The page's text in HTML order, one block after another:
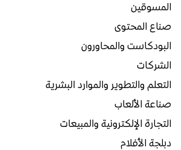
المسوقين
صناع المحتوى
البودكاست والمحاورون
الشركات
التعلم والتطوير والموارد البشرية
صناعة الألعاب
التجارة الإلكترونية والمبيعات
دبلجة الأفلام